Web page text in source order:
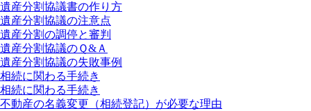
遺産分割協議書の作り方
遺産分割協議の注意点
遺産分割の調停と審判
遺産分割協議のＱ&Ａ
遺産分割協議の失敗事例
相続に関わる手続き
相続に関わる手続き
不動産の名義変更（相続登記）が必要な理由